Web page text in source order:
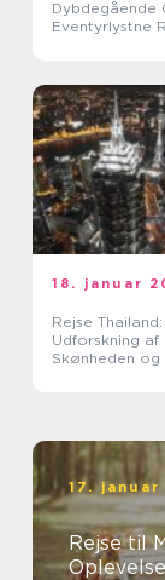
Dybdegående
Eventyrlystne
18. januar
Rejse
Udforskning af
Skønheden og
17. januar
Rejse til